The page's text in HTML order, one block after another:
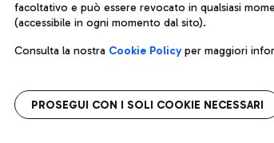
62.224.743,00 int. vers.
Pier Paolo Racchetti 1 - 00054 Fiumicino (RM) telefono +39 06 65951
facoltativo e può essere revocato in qualsiasi
(accessibile in ogni momento dal sito).
Consulta la nostra Cookie Policyper maggiori
PROSEGUI CON I SOLI COOKIE NECESSARI